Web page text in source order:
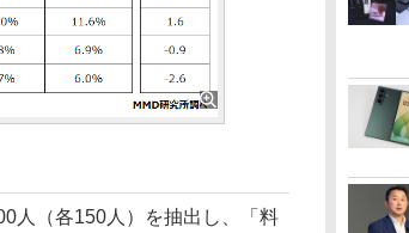
人（各150人）を抽出し、「料